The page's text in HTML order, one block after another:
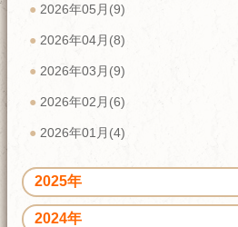
2026年05月(9)
2026年04月(8)
2026年03月(9)
2026年02月(6)
2026年01月(4)
2025年
2024年